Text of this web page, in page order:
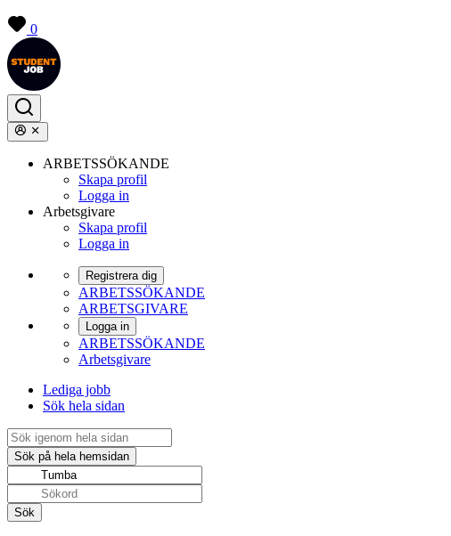
0
ARBETSSÖKANDE
Skapa profil
Logga in
Arbetsgivare
Skapa profil
Logga in
Registrera dig
ARBETSSÖKANDE
ARBETSGIVARE
Logga in
ARBETSSÖKANDE
Arbetsgivare
Lediga jobb
Sök hela sidan